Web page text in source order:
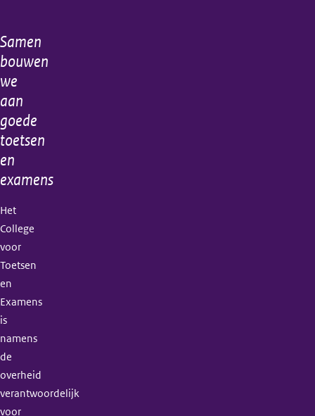
Algemene
informatie
Samen
bouwen
we
aan
goede
toetsen
en
examens
Het
College
voor
Toetsen
en
Examens
is
namens
de
overheid
verantwoordelijk
voor